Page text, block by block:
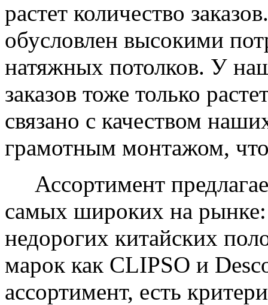
растет количество
обусловлен высокими
натяжных потолков. У
заказов тоже только
связано с качеством
грамотным монтажом,
Ассортимент
самых широких на
недорогих китайских
марок как CLIPSO и
ассортимент, есть